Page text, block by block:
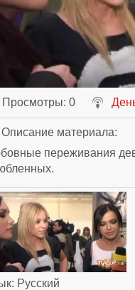
Просмотры: 0
Описание материала:
переживания
: Русский